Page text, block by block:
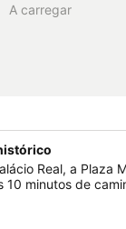
A carregar
Real, a Plaza
10 minutos de